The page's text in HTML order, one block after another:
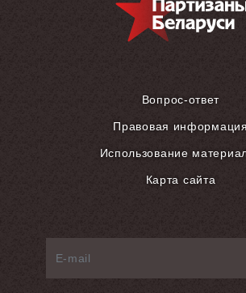
Вопрос-ответ
Правовая информация
Использование
Карта сайта